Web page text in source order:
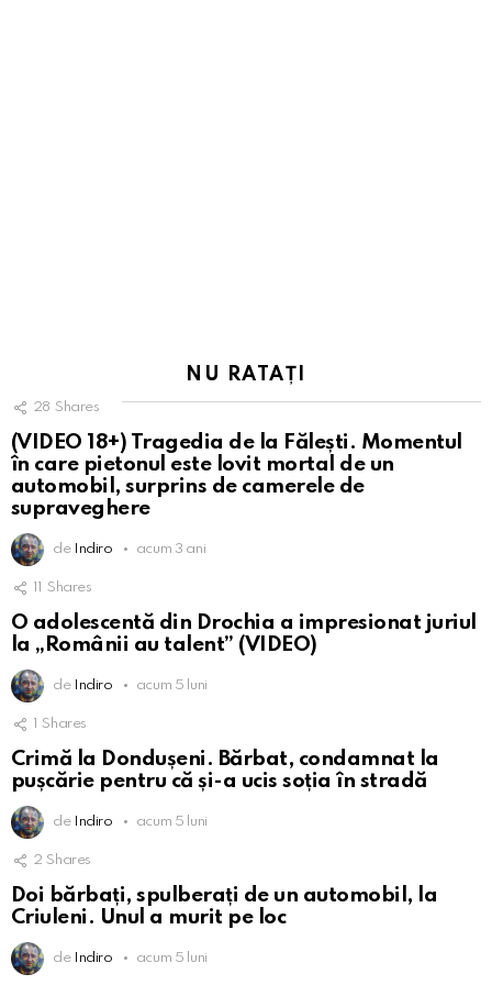
NU RATAȚI
28 Shares
(VIDEO 18+) Tragedia de la Fălești. Momentul
în care pietonul este lovit mortal de un
automobil, surprins de camerele de
supraveghere
de Indiro acum 3 ani
11 Shares
O adolescentă din Drochia a impresionat juriul
la „Românii au talent” (VIDEO)
de Indiro acum 5 luni
1 Shares
Crimă la Dondușeni. Bărbat, condamnat la
pușcărie pentru că și-a ucis soția în stradă
de Indiro acum 5 luni
2 Shares
Doi bărbați, spulberați de un automobil, la
Criuleni. Unul a murit pe loc
de Indiro acum 5 luni